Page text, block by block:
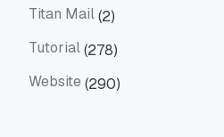
Titan Mail(2)
Tutorial(278)
Website (290)